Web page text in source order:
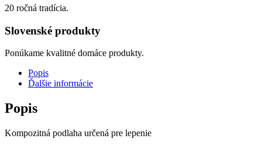
20 ročná tradícia.
Slovenské produkty
Ponúkame kvalitné domáce produkty.
Popis
Ďalšie informácie
Popis
Kompozitná podlaha určená pre lepenie